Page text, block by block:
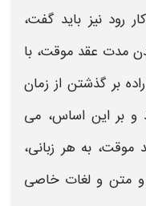
رود نیز باید گفت،
مدت عقد موقت، با
بر گذشتن از زمان
و بر این اساس، می
موقت، به هر زبانی،
و متن و لغات خاصی